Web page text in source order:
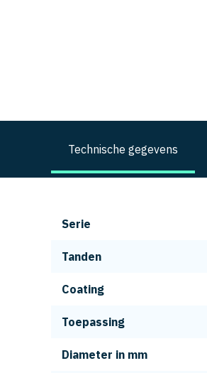
Technische gegevens
Serie
Tanden
Coating
Toepassing
Diameter in mm